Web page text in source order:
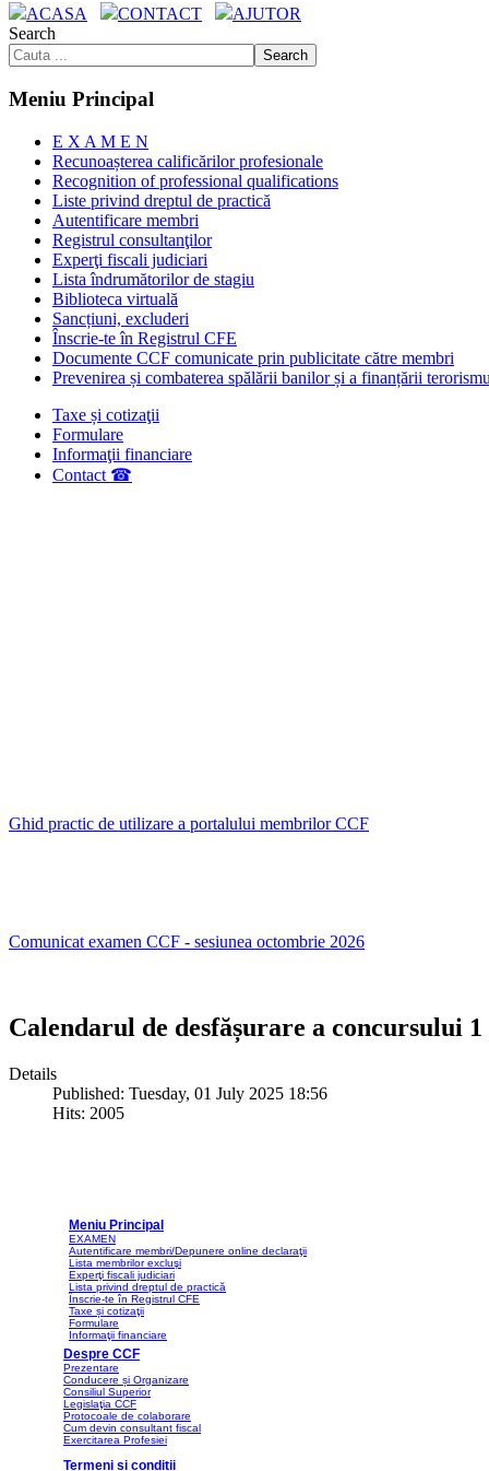
ACASA CONTACT
AJUTOR
Search
Search
Meniu Principal
E X A M E N
Recunoașterea calificărilor profesionale
Recognition of professional qualifications
Liste privind dreptul de practică
Autentificare membri
Registrul consultanţilor
Experţi fiscali judiciari
Lista îndrumătorilor de stagiu
Biblioteca virtuală
Sancțiuni, excluderi
Înscrie-te în Registrul CFE
Documente CCF comunicate prin publicitate către membri
Prevenirea și combaterea spălării banilor și a finanțării
Taxe și cotizaţii
Formulare
Informaţii financiare
Contact ☎
Ghid practic de utilizare a portalului membrilor CCF
Comunicat examen CCF - sesiunea octombrie 2026
Calendarul de desfășurare a concursului 1
Details
Published: Tuesday, 01 July 2025 18:56
Hits: 2005
Meniu Principal
EXAMEN
Autentificare membri/Depunere online declaraţii
Lista membrilor excluşi
Experţi fiscali judiciari
Lista privind dreptul de practică
Înscrie-te în Registrul CFE
Taxe și cotizaţii
Formulare
Informaţii financiare
Despre CCF
Prezentare
Conducere și Organizare
Consiliul Superior
Legislaţia CCF
Protocoale de colaborare
Cum devin consultant fiscal
Exercitarea Profesiei
Termeni si conditii